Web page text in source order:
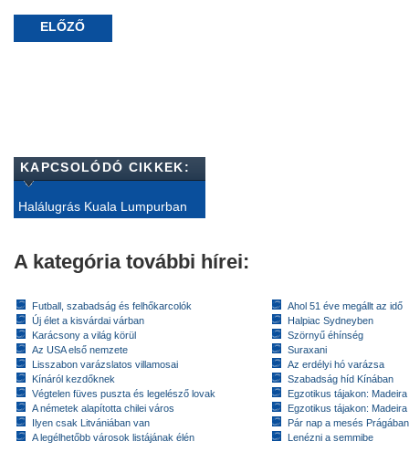
ELŐZŐ
KAPCSOLÓDÓ CIKKEK:
Halálugrás Kuala Lumpurban
A kategória további hírei:
Futball, szabadság és felhőkarcolók
Új élet a kisvárdai várban
Karácsony a világ körül
Az USA első nemzete
Lisszabon varázslatos villamosai
Kínáról kezdőknek
Végtelen füves puszta és legelésző lovak
A németek alapította chilei város
Ilyen csak Litvániában van
A legélhetőbb városok listájának élén
Ahol 51 éve megállt az idő
Halpiac Sydneyben
Szörnyű éhínség
Suraxani
Az erdélyi hó varázsa
Szabadság híd Kínában
Egzotikus tájakon:
Egzotikus tájakon:
Pár nap a mesés Prágában
Lenézni a semmibe